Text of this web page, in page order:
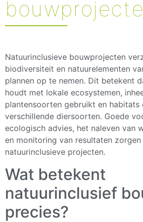
Natuurinclusieve bouwprojecten
biodiversiteit en natuurelementen
plannen op te nemen. Dit betekent
houdt met lokale ecosystemen,
plantensoorten gebruikt en
verschillende diersoorten. Goede
ecologisch advies, het naleven van
en monitoring van resultaten
natuurinclusieve projecten.
Wat betekent
natuurinclusief
precies?